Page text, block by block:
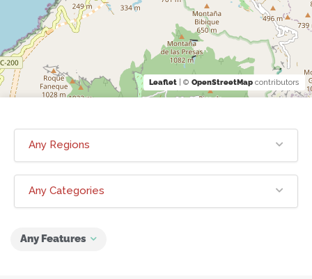
Any Regions
Any Categories
Any Features
Leaflet | © OpenStreetMap contributors